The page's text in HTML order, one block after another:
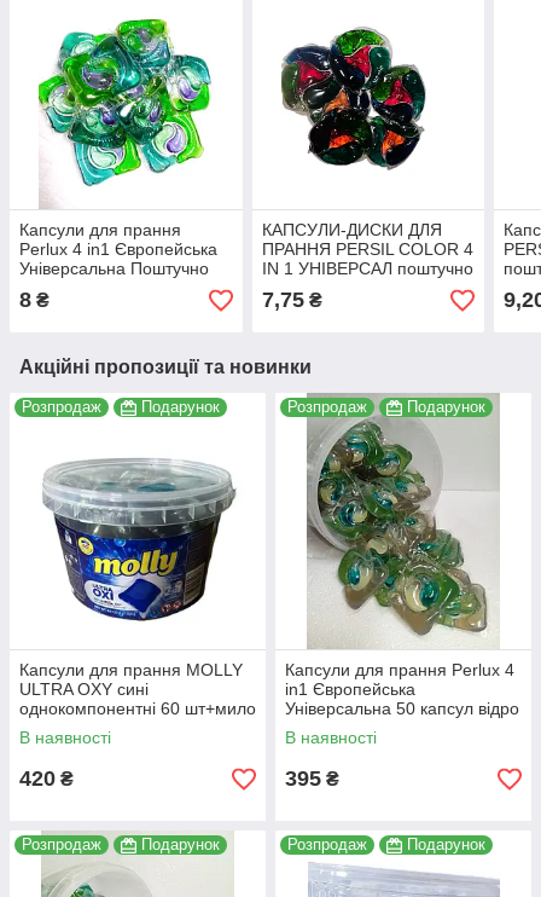
Капсули для прання
Perlux 4 in1 Європейська
Універсальна Поштучно
8 ₴
КАПСУЛИ-ДИСКИ ДЛЯ
ПРАННЯ PERSIL COLOR 4
IN 1 УНІВЕРСАЛ поштучно
7,75₴
Акційні пропозиції та новинки
Розпродаж Подарунок
Капсули для прання MOLLY
ULTRA OXY сині
однокомпонентні 60 шт+мило
В наявності
420 ₴
Розпродаж Подарунок
Капсули для прання Perlux 4
in1 Європейська
Універсальна 50 капсул відро
В наявності
395 ₴
Розпродаж Подарунок Розпродаж Подарунок